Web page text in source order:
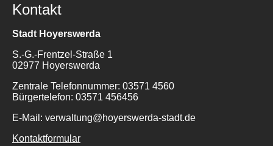
Kontakt
Stadt Hoyerswerda
S.-G.-Frentzel-Straße 1
02977 Hoyerswerda
Zentrale Telefonnummer: 03571 4560
Bürgertelefon: 03571 456456
E-Mail: verwaltung@hoyerswerda-stadt.de
Kontaktformular